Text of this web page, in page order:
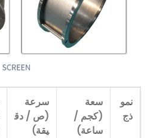
نمو
ذج
سعة
(كجم /
ساعة)
سرعة
(ص / دق
يقة)